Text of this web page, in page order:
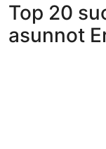
Top 20
asunnot